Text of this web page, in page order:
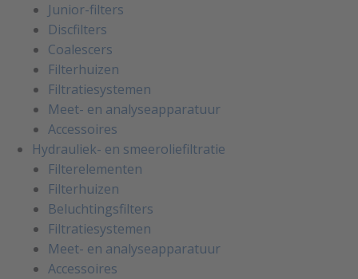
Junior-filters
Discfilters
Coalescers
Filterhuizen
Filtratiesystemen
Meet- en analyseapparatuur
Accessoires
Hydrauliek- en smeeroliefiltratie
Filterelementen
Filterhuizen
Beluchtingsfilters
Filtratiesystemen
Meet- en analyseapparatuur
Accessoires